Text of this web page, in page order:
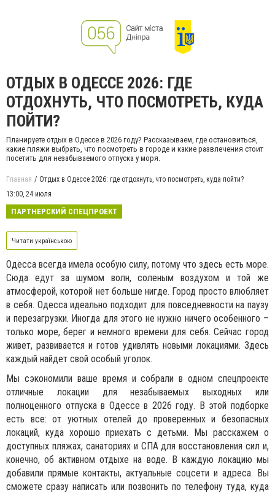
ОТДЫХ В ОДЕССЕ 2026: ГДЕ
ОТДОХНУТЬ, ЧТО ПОСМОТРЕТЬ, КУДА
ПОЙТИ?
Планируете отдых в Одессе в 2026 году? Рассказываем, где остановиться,
какие пляжи выбрать, что посмотреть в городе и какие развлечения стоит
посетить для незабываемого отпуска у моря.
Главная
Отдых в Одессе 2026: где отдохнуть, что посмотреть, куда пойти?
13:00, 24 июля
ПАРТНЕРСКИЙ СПЕЦПРОЕКТ
Читати українською
Одесса всегда имела особую силу, потому что здесь есть море.
Сюда едут за шумом волн, соленым воздухом и той же
атмосферой, которой нет больше нигде. Город просто влюбляет
в себя. Одесса идеально подходит для повседневности на паузу
и перезагрузки. Иногда для этого не нужно ничего особенного –
только море, берег и немного времени для себя. Сейчас город
живет, развивается и готов удивлять новыми локациями. Здесь
каждый найдет свой особый уголок.
Мы сэкономили ваше время и собрали в одном спецпроекте
отличные локации для незабываемых выходных или
полноценного отпуска в Одессе в 2026 году. В этой подборке
есть все: от уютных отелей до проверенных и безопасных
локаций, куда хорошо приехать с детьми. Мы расскажем о
доступных пляжах, санаториях и СПА для восстановления сил и,
конечно, об активном отдыхе на воде. В каждую локацию мы
добавили прямые контакты, актуальные соцсети и адреса. Вы
сможете сразу написать или позвонить по телефону туда, куда